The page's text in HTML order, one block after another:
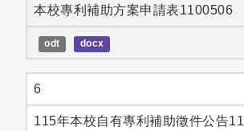
本校專利補助方案申請表1100506
odt docx
6
115年本校自有專利補助徵件公告